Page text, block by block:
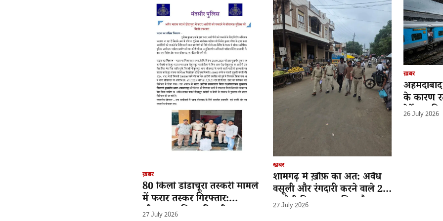
ख़बर
80 किलो डोडाचूरा तस्करी मामले
में फरार तस्कर गिरफ्तार:
सीतामऊ पुलिस की बड़ी
27 July 2026
ख़बर
शामगढ़ में ख़ौफ़ का अंत: अवैध
वसूली और रंगदारी करने वाले 2
आरोपी गिरफ्तार; पुलिस वैन
27 July 2026
ख़बर
के कारण
ट्रेनें प्रभावित
26 July 2026